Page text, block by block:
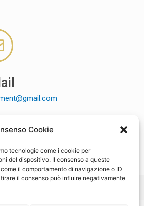
Cookie
tecnologie come i cookie per
del dispositivo. Il consenso a queste
il comportamento di navigazione o ID
il consenso può influire negativamente